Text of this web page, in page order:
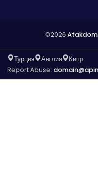
©2026
Турция Англия
Кипр
Report Abuse: